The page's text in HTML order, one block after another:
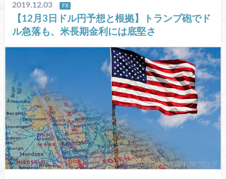
2019.12.03 FX
【12月3日ドル円予想と根拠】トランプ砲でド
ル急落も、米長期金利には底堅さ